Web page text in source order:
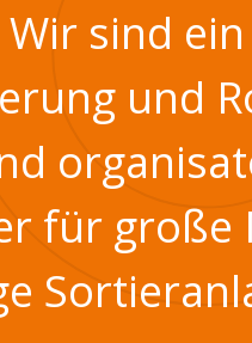
sind
und
für